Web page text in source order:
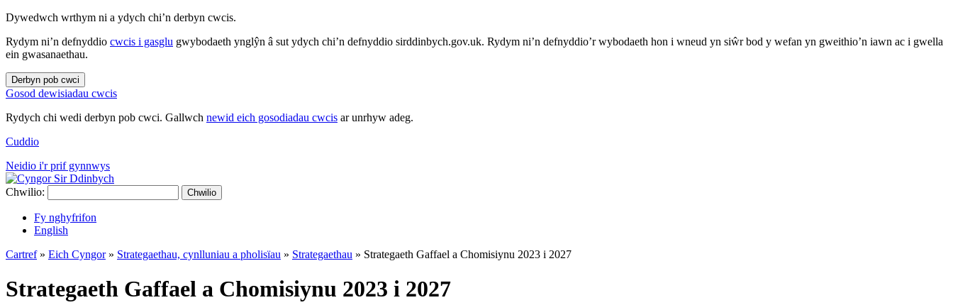
Dywedwch wrthym ni a ydych chi’n derbyn cwcis.
Rydym ni’n defnyddio cwcis i gasglu gwybodaeth ynglŷn â sut ydych chi’n defnyddio sirddinbych.gov.uk. Rydym ni’n defnyddio’r wybodaeth hon i wneud yn siŵr bod y wefan yn gweithio’n iawn ac i gwella
ein gwasanaethau.
Derbyn pob cwci
Gosod dewisiadau cwcis
Rydych chi wedi derbyn pob cwci. Gallwch newid eich gosodiadau cwcis ar unrhyw adeg.
Cuddio
Neidio i'r prif gynnwys
Chwilio: Chwilio
Fy nghyfrifon
English
Cartref» Eich Cyngor» Strategaethau, cynlluniau a pholisïau » Strategaethau » Strategaeth Gaffael a Chomisiynu 2023 i 2027
Strategaeth Gaffael a Chomisiynu 2023 i 2027